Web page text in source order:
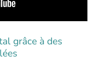
grâce à des